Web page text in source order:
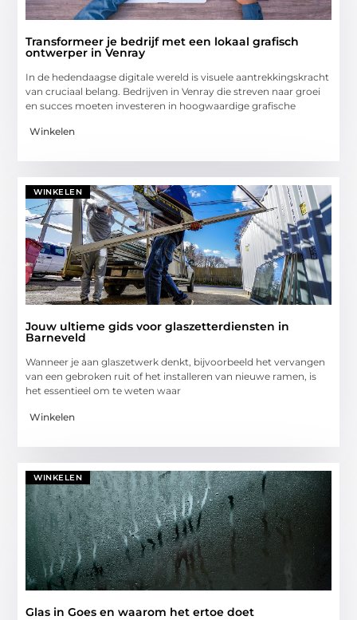
Transformeer je bedrijf met een lokaal grafisch
ontwerper in Venray
In de hedendaagse digitale wereld is visuele aantrekkingskracht
van cruciaal belang. Bedrijven in Venray die streven naar groei
en succes moeten investeren in hoogwaardige grafische
Winkelen
WINKELEN
Jouw ultieme gids voor glaszetterdiensten in
Barneveld
Wanneer je aan glaszetwerk denkt, bijvoorbeeld het vervangen
van een gebroken ruit of het installeren van nieuwe ramen, is
het essentieel om te weten waar
Winkelen
WINKELEN
Glas in Goes en waarom het ertoe doet